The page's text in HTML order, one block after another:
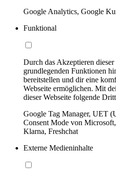
Google Analytics, Google
Funktional
Durch das Akzeptieren
grundlegenden Funktionen
bereitstellen und dir eine
Webseite ermöglichen. Mit
dieser Webseite folgende
Google Tag Manager, UET
Consent Mode von
Klarna, Freshchat
Externe Medieninhalte